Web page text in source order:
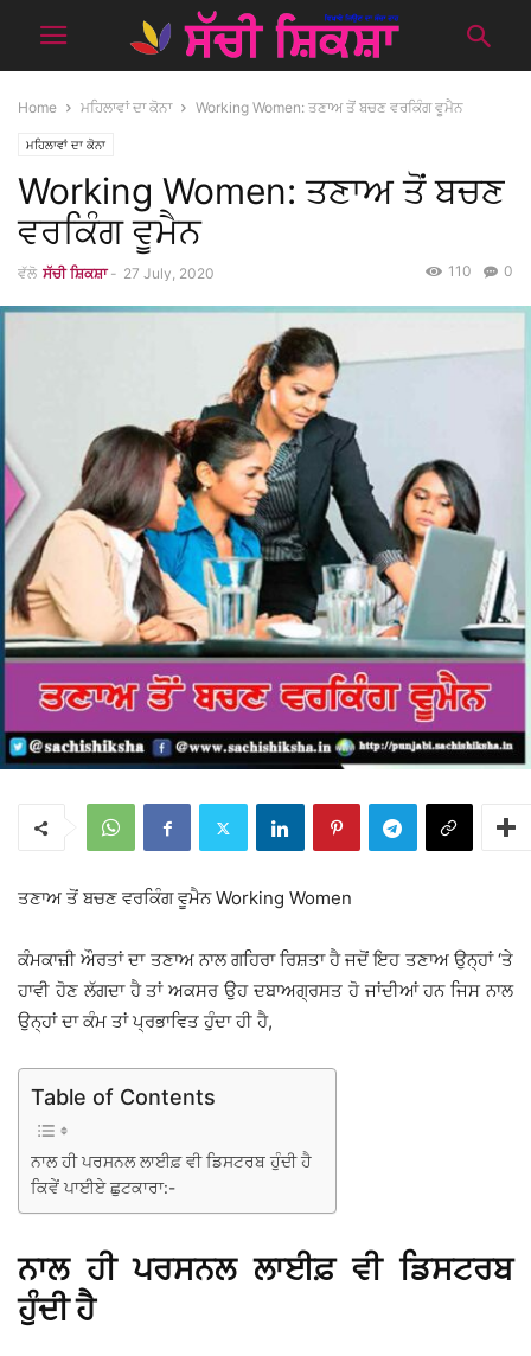
Home ਮਹਿਲਾਵਾਂ ਦਾ ਕੋਨਾ Working Women: ਤਣਾਅ ਤੋਂ ਬਚਣ ਵਰਕਿੰਗ ਵੂਮੈਨ
ਮਹਿਲਾਵਾਂ ਦਾ ਕੋਨਾ
Working Women: ਤਣਾਅ ਤੋਂ ਬਚਣ
ਵਰਕਿੰਗ ਵੂਮੈਨ
ਵੱਲੋ ਸੱਚੀ ਸ਼ਿਕਸ਼ਾ - 27 July, 2020 0
110
ਤਣਾਅ ਤੋਂ ਬਚਣ ਵਰਕਿੰਗ ਵੂਮੈਨ Working Women
ਕੰਮਕਾਜ਼ੀ ਔਰਤਾਂ ਦਾ ਤਣਾਅ ਨਾਲ ਗਹਿਰਾ ਰਿਸ਼ਤਾ ਹੈ ਜਦੋਂ ਇਹ ਤਣਾਅ ਉਨ੍ਹਾਂ ‘ਤੇ
ਹਾਵੀ ਹੋਣ ਲੱਗਦਾ ਹੈ ਤਾਂ ਅਕਸਰ ਉਹ ਦਬਾਅਗ੍ਰਸਤ ਹੋ ਜਾਂਦੀਆਂ ਹਨ ਜਿਸ ਨਾਲ
ਉਨ੍ਹਾਂ ਦਾ ਕੰਮ ਤਾਂ ਪ੍ਰਭਾਵਿਤ ਹੁੰਦਾ ਹੀ ਹੈ,
Table of Contents
ਨਾਲ ਹੀ ਪਰਸਨਲ ਲਾਈਫ਼ ਵੀ ਡਿਸਟਰਬ ਹੁੰਦੀ ਹੈ
ਕਿਵੇਂ ਪਾਈਏ ਛੁਟਕਾਰਾ:-
ਨਾਲ ਹੀ ਪਰਸਨਲ ਲਾਈਫ਼ ਵੀ ਡਿਸਟਰਬ
ਹੁੰਦੀ ਹੈ